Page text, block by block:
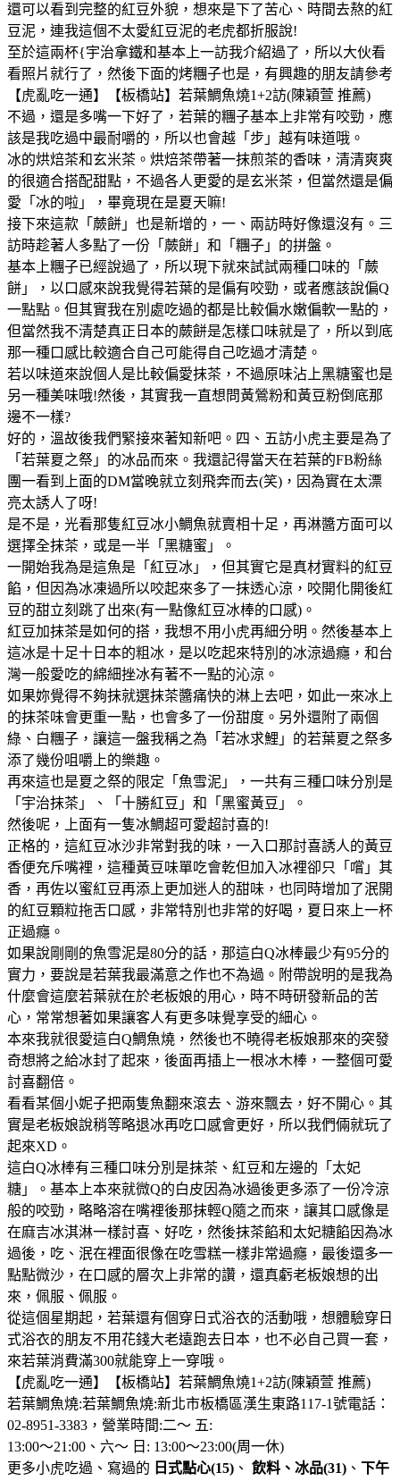
還可以看到完整的紅豆外貌，想來是下了苦心、時間去熬的紅
豆泥，連我這個不太愛紅豆泥的老虎都折服說!
至於這兩杯{宇治拿鐵和基本上一訪我介紹過了，所以大伙看
看照片就行了，然後下面的烤糰子也是，有興趣的朋友請參考
【虎亂吃一通】【板橋站】若葉鯛魚燒1+2訪(陳穎萱 推薦)
不過，還是多嘴一下好了，若葉的糰子基本上非常有咬勁，應
該是我吃過中最耐嚼的，所以也會越「步」越有味道哦。
冰的烘焙茶和玄米茶。烘焙茶帶著一抹煎茶的香味，清清爽爽
的很適合搭配甜點，不過各人更愛的是玄米茶，但當然還是偏
愛「冰的啦」，畢竟現在是夏天嘛!
接下來這款「蕨餅」也是新增的，一、兩訪時好像還沒有。三
訪時趁著人多點了一份「蕨餅」和「糰子」的拼盤。
基本上糰子已經說過了，所以現下就來試試兩種口味的「蕨
餅」，以口感來說我覺得若葉的是偏有咬勁，或者應該說偏Q
一點點。但其實我在別處吃過的都是比較偏水嫩偏軟一點的，
但當然我不清楚真正日本的蕨餅是怎樣口味就是了，所以到底
那一種口感比較適合自己可能得自己吃過才清楚。
若以味道來說個人是比較偏愛抹茶，不過原味沾上黑糖蜜也是
另一種美味哦!然後，其實我一直想問黃鶯粉和黃豆粉倒底那
邊不一樣?
好的，溫故後我們緊接來著知新吧。四、五訪小虎主要是為了
「若葉夏之祭」的冰品而來。我還記得當天在若葉的FB粉絲
團一看到上面的DM當晚就立刻飛奔而去(笑)，因為實在太漂
亮太誘人了呀!
是不是，光看那隻紅豆冰小鯛魚就賣相十足，再淋醬方面可以
選擇全抹茶，或是一半「黑糖蜜」。
一開始我為是這魚是「紅豆冰」，但其實它是真材實料的紅豆
餡，但因為冰凍過所以咬起來多了一抹透心涼，咬開化開後紅
豆的甜立刻跳了出來(有一點像紅豆冰棒的口感)。
紅豆加抹茶是如何的搭，我想不用小虎再細分明。然後基本上
這冰是十足十日本的粗冰，是以吃起來特別的冰涼過癮，和台
灣一般愛吃的綿細挫冰有著不一點的沁涼。
如果妳覺得不夠抹就選抹茶醬痛快的淋上去吧，如此一來冰上
的抹茶味會更重一點，也會多了一份甜度。另外還附了兩個
綠、白糰子，讓這一盤我稱之為「若冰求鯉」的若葉夏之祭多
添了幾份咀嚼上的樂趣。
再來這也是夏之祭的限定「魚雪泥」，一共有三種口味分別是
「宇治抹茶」、「十勝紅豆」和「黑蜜黃豆」。
然後呢，上面有一隻冰鯛超可愛超討喜的!
正格的，這紅豆冰沙非常對我的味，一入口那討喜誘人的黃豆
香便充斥嘴裡，這種黃豆味單吃會乾但加入冰裡卻只「嚐」其
香，再佐以蜜紅豆再添上更加迷人的甜味，也同時增加了泯開
的紅豆顆粒拖舌口感，非常特別也非常的好喝，夏日來上一杯
正過癮。
如果說剛剛的魚雪泥是80分的話，那這白Q冰棒最少有95分的
實力，要說是若葉我最滿意之作也不為過。附帶說明的是我為
什麼會這麼若葉就在於老板娘的用心，時不時研發新品的苦
心，常常想著如果讓客人有更多味覺享受的細心。
本來我就很愛這白Q鯛魚燒，然後也不曉得老板娘那來的突發
奇想將之給冰封了起來，後面再插上一根冰木棒，一整個可愛
討喜翻倍。
看看某個小妮子把兩隻魚翻來滾去、游來飄去，好不開心。其
實是老板娘說稍等略退冰再吃口感會更好，所以我們倆就玩了
起來XD。
這白Q冰棒有三種口味分別是抹茶、紅豆和左邊的「太妃
糖」。基本上本來就微Q的白皮因為冰過後更多添了一份冷涼
般的咬勁，略略溶在嘴裡後那抹輕Q隨之而來，讓其口感像是
在麻吉冰淇淋一樣討喜、好吃，然後抹茶餡和太妃糖餡因為冰
過後，吃、泯在裡面很像在吃雪糕一樣非常過癮，最後還多一
點點微沙，在口感的層次上非常的讚，還真虧老板娘想的出
來，佩服、佩服。
從這個星期起，若葉還有個穿日式浴衣的活動哦，想體驗穿日
式浴衣的朋友不用花錢大老遠跑去日本，也不必自己買一套，
來若葉消費滿300就能穿上一穿哦。
【虎亂吃一通】【板橋站】若葉鯛魚燒1+2訪(陳穎萱 推薦)
若葉鯛魚燒:若葉鯛魚燒:新北市板橋區漢生東路117-1號電話：
02-8951-3383，營業時間:二～ 五:
13:00～21:00、六～ 日: 13:00～23:00(周一休)
更多小虎吃過、寫過的 日式點心(15) 、 飲料、冰品(31) 、 下午